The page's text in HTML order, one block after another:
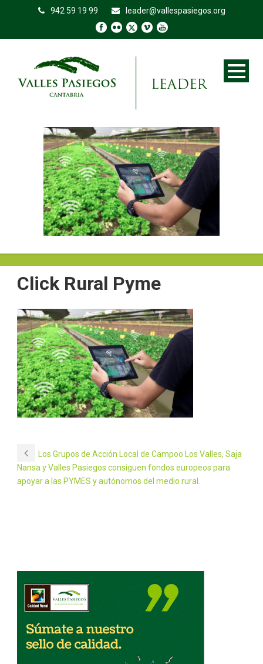
942 59 19 99 leader@vallespasiegos.org
Click Rural Pyme
Los Grupos de Acción Local de Campoo Los Valles, Saja
Nansa y Valles Pasiegos consiguen fondos europeos para
apoyar a las PYMES y autónomos del medio rural.